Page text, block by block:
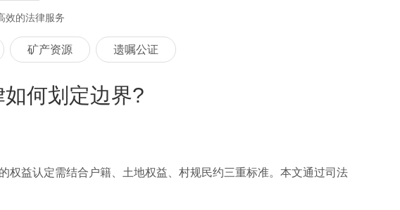
效的法律服务
矿产资源 遗嘱公证
何划定边界?
权益认定需结合户籍、土地权益、村规民约三重标准。本文通过司法